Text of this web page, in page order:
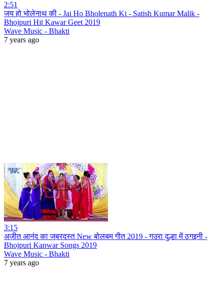
2:51
जय हो भोलेनाथ की - Jai Ho Bholenath Ki - Satish Kumar Malik -
Bhojpuri Hit Kawar Geet 2019
Wave Music - Bhakti
7 years ago
3:15
अजीत आनंद का जबरदस्त New बोलबम गीत 2019 - गउरा दुल्हा में ठगइनी -
Bhojpuri Kanwar Songs 2019
Wave Music - Bhakti
7 years ago